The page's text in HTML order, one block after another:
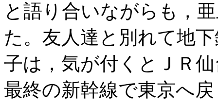
と語り合いながらも，
た。友人達と別れて地
子は，気が付くとＪＲ
最終の新幹線で東京へ